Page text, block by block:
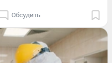
Обсудить